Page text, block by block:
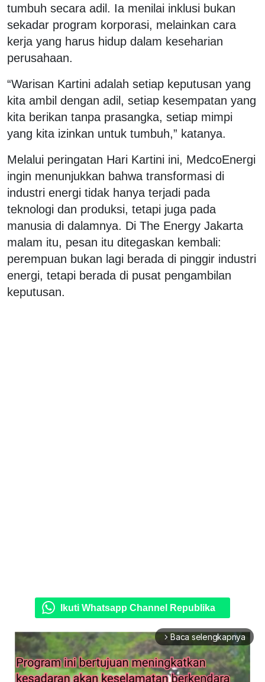
tumbuh secara adil. Ia menilai inklusi bukan
sekadar program korporasi, melainkan cara
kerja yang harus hidup dalam keseharian
perusahaan.
“Warisan Kartini adalah setiap keputusan yang
kita ambil dengan adil, setiap kesempatan yang
kita berikan tanpa prasangka, setiap mimpi
yang kita izinkan untuk tumbuh,” katanya.
Melalui peringatan Hari Kartini ini, MedcoEnergi
ingin menunjukkan bahwa transformasi di
industri energi tidak hanya terjadi pada
teknologi dan produksi, tetapi juga pada
manusia di dalamnya. Di The Energy Jakarta
malam itu, pesan itu ditegaskan kembali:
perempuan bukan lagi berada di pinggir industri
energi, tetapi berada di pusat pengambilan
keputusan.
Ikuti Whatsapp Channel Republika
arrow_forward_ios Baca selengkapnya